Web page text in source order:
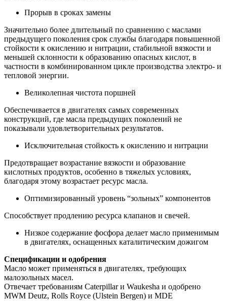
Прорыв в сроках замены
Значительно более длительный по сравнению с маслами
предыдущего поколения срок службы благодаря повышенной
стойкости к окислению и нитрации, стабильной вязкости и
меньшей склонности к образованию опасных кислот, в
частности в комбинированном цикле производства электро- и
тепловой энергии.
Великолепная чистота поршней
Обеспечивается в двигателях самых современных
конструкций, где масла предыдущих поколений не
показывали удовлетворительных результатов.
Исключительная стойкость к окислению и нитрации
Предотвращает возрастание вязкости и образование
кислотных продуктов, особенно в тяжелых условиях,
благодаря этому возрастает ресурс масла.
Оптимизированный уровень “зольных” компонентов
Способствует продлению ресурса клапанов и свечей.
Низкое содержание фосфора делает масло применимым
в двигателях, оснащенных каталитическим дожигом
Спецификации и одобрения
Масло может применяться в двигателях, требующих
малозольных масел.
Отвечает требованиям Caterpillar и Waukesha и одобрено
MWM Deutz, Rolls Royce (Ulstein Bergen) и MDE